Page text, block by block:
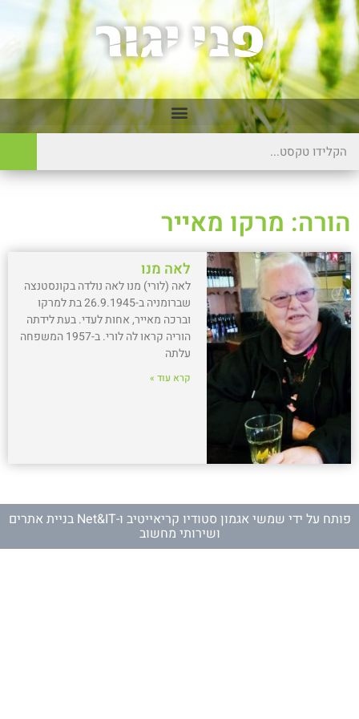
הורה: מרקו מאייר
לאה מנו
לאה (לורי) מנו לאה נולדה בקונסטנצה
שברומניה ב-26.9.1945 בת למרקו
וברכה מאייר, אחות לעדי. בעת לידתה
הוריה קראו לה לורי. ב-1957 המשפחה
עלתה
קרא עוד »
פותח על ידי שמשי אגמון סטודיו קריאייטיב ו- Net&IT בניית אתרים
ושירותי מחשוב